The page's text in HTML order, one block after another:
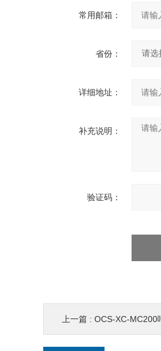
常用邮箱：
省份：
详细地址：
补充说明：
验证码：
上一篇 : OCS-XC-MC200吨